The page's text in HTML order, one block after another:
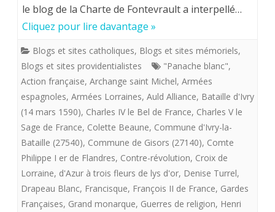
“blason”
de
la
France.
le blog de la Charte de Fontevrault a interpellé…
Cliquez pour lire davantage »
Blogs et sites catholiques, Blogs et sites mémoriels,
Blogs et sites providentialistes
"Panache blanc",
Action française, Archange saint Michel, Armées
espagnoles, Armées Lorraines, Auld Alliance, Bataille d'Ivry
(14 mars 1590), Charles IV le Bel de France, Charles V le
Sage de France, Colette Beaune, Commune d'Ivry-la-
Bataille (27540), Commune de Gisors (27140), Comte
Philippe I er de Flandres, Contre-révolution, Croix de
Lorraine, d'Azur à trois fleurs de lys d'or, Denise Turrel,
Drapeau Blanc, Francisque, François II de France, Gardes
Françaises, Grand monarque, Guerres de religion, Henri